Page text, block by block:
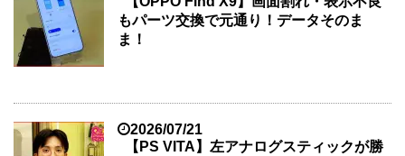
もパーツ交換で元通り！データそのま
ま！
2026/07/21
【PS VITA】左アナログスティックが勝